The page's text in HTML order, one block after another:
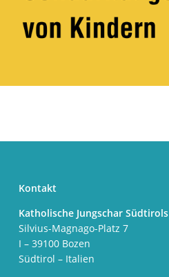
Kontakt
Katholische Jungschar Südtirols
Silvius-Magnago-Platz 7
I – 39100 Bozen
Südtirol – Italien